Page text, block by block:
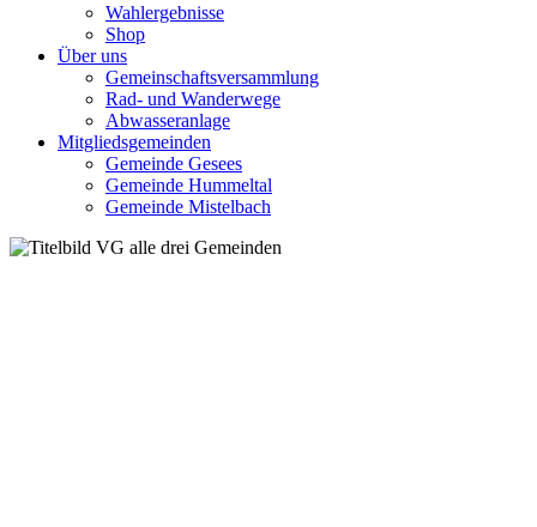
Wahlergebnisse
Shop
Über uns
Gemeinschaftsversammlung
Rad- und Wanderwege
Abwasseranlage
Mitgliedsgemeinden
Gemeinde Gesees
Gemeinde Hummeltal
Gemeinde Mistelbach